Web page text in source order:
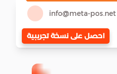
info@meta-pos.net
احصل على نسخة تجريبية